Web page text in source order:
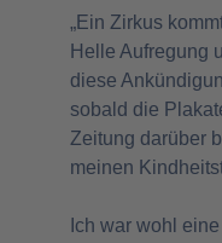
„Ein Zirkus
Helle Aufregung
diese
sobald die
Zeitung darüber
meinen
Ich war wohl